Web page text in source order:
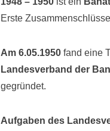
Erste
Am 6.05.1950 fand eine
Landesverband der
gegründet.
Aufgaben des